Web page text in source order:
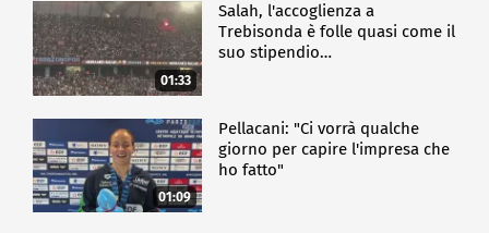
01:33
Salah, l'accoglienza a
Trebisonda è folle quasi come il
suo stipendio…
01:09
Pellacani: "Ci vorrà qualche
giorno per capire l'impresa che
ho fatto"